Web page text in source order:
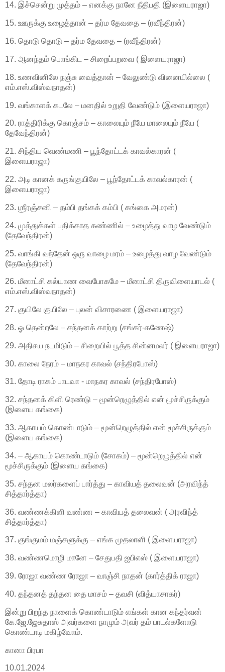
14. இச்சென்று முத்தம் – எனக்கு நானே நீதிபதி (இளையராஜா)
15. ஊருக்கு உழைத்தான் – தர்ம தேவதை – (ரவீந்திரன்)
16. தொடு தொடு – தர்ம தேவதை – (ரவீந்திரன்)
17. ஆனந்தம் பொங்கிட – சிறைப்பறவை ( இளையராஜா)
18. உணவினிலே நஞ்சு வைத்தான் – வேலுண்டு வினையில்லை (
எம்.எஸ்.விஸ்வநாதன்)
19. வங்காளக் கடலே – மனதில் உறுதி வேண்டும் (இளையராஜா)
20. ராத்திரிக்கு கொஞ்சம் – காலையும் நீயே மாலையும் நீயே (
தேவேந்திரன்)
21. சிந்திய வெண்மணி – பூந்தோட்டக் காவல்காரன் (
இளையராஜா)
22. அடி கானக் கருங்குயிலே – பூந்தோட்டக் காவல்காரன் (
இளையராஜா)
23. ஶ்ரீரஞ்சனி – தம்பி தங்கக் கம்பி ( கங்கை அமரன்)
24. முத்துக்கள் பதிக்காத கண்ணில் – உழைத்து வாழ வேண்டும்
(தேவேந்திரன்)
25. வாங்கி வந்தேன் ஒரு வாழை மரம் – உழைத்து வாழ வேண்டும்
(தேவேந்திரன்)
26. மீனாட்சி கல்யாண வைபோகமே – மீனாட்சி திருவிளையாடல் (
எம்.எஸ்.விஸ்வநாதன்)
27. குயிலே குயிலே – புலன் விசாரணை ( இளையராஜா)
28. ஓ தென்றலே – சந்தனக் காற்று (சங்கர்-கணேஷ்)
29. அதிசய நடமிடும் – சிறையில் பூத்த சின்னமலர் ( இளையராஜா)
30. காலை நேரம் – மாநகர காவல் (சந்திரபோஸ்)
31. தோடி ராகம் பாடவா - மாநகர காவல் (சந்திரபோஸ்)
32. சந்தனக் கிளி ரெண்டு – மூன்றெழுத்தில் என் மூச்சிருக்கும்
(இளைய கங்கை)
33. ஆகாயம் கொண்டாடும் – மூன்றெழுத்தில் என் மூச்சிருக்கும்
(இளைய கங்கை)
34. – ஆகாயம் கொண்டாடும் (சோகம்) – மூன்றெழுத்தில் என்
மூச்சிருக்கும் (இளைய கங்கை)
35. சந்தன மலர்களைப் பார்த்து – காவியத் தலைவன் (அரவிந்த்
சித்தார்த்தா)
36. வண்ணக்கிளி வண்ண – காவியத் தலைவன் ( அரவிந்த்
சித்தார்த்தா)
37. குங்குமம் மஞ்சளுக்கு – எங்க முதலாளி ( இளையராஜா)
38. வண்ணமொழி மானே – சேதுபதி ஐபிஎஸ் ( இளையராஜா)
39. ரோஜா வண்ண ரோஜா – வாஞ்சி நாதன் (கார்த்திக் ராஜா)
40. தந்தனத் தந்தன தை மாசம் – தவசி (வித்யாசாகர்)
இன்று பிறந்த நாளைக் கொண்டாடும் எங்கள் கான கந்தர்வன்
கே.ஜே.ஜேசுதாஸ் அவர்களை நாமும் அவர் தம் பாடல்களோடு
கொண்டாடி மகிழ்வோம்.
கானா பிரபா
10.01.2024